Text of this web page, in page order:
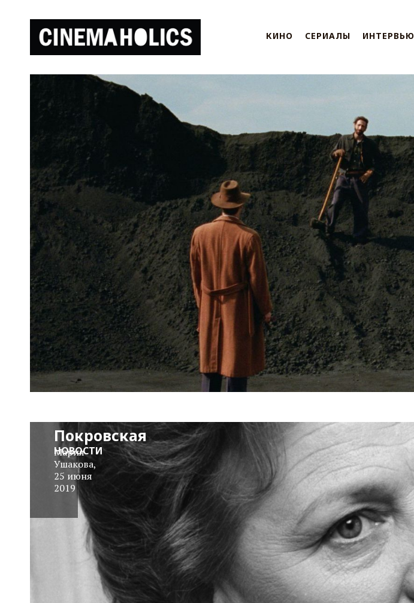
КИНО СЕРИАЛЫ ИНТЕРВЬЮ
Умерла
Покровская
Мария
Ушакова,
25 июня
2019
НОВОСТИ